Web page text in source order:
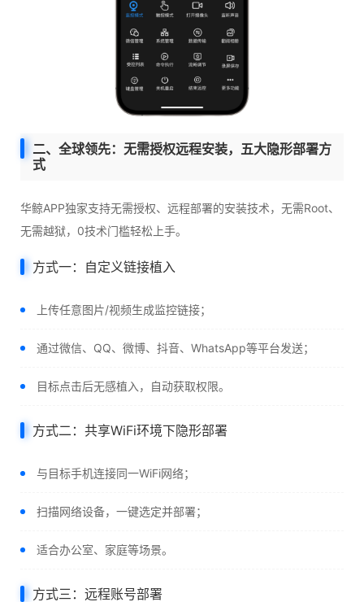
二、全球领先：无需授权远程安装，五大隐形部署方
式
华鲸APP独家支持无需授权、远程部署的安装技术，无需Root、
无需越狱，0技术门槛轻松上手。
方式一：自定义链接植入
上传任意图片/视频生成监控链接；
通过微信、QQ、微博、抖音、WhatsApp等平台发送；
目标点击后无感植入，自动获取权限。
方式二：共享WiFi环境下隐形部署
与目标手机连接同一WiFi网络；
扫描网络设备，一键选定并部署；
适合办公室、家庭等场景。
方式三：远程账号部署